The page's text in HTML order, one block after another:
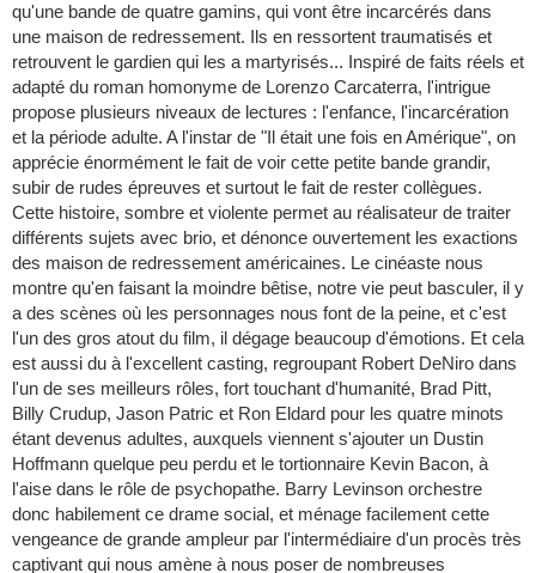
qu'une bande de quatre gamins, qui vont être incarcérés dans
une maison de redressement. Ils en ressortent traumatisés et
retrouvent le gardien qui les a martyrisés... Inspiré de faits réels et
adapté du roman homonyme de Lorenzo Carcaterra, l'intrigue
propose plusieurs niveaux de lectures : l'enfance, l'incarcération
et la période adulte. A l'instar de "Il était une fois en Amérique", on
apprécie énormément le fait de voir cette petite bande grandir,
subir de rudes épreuves et surtout le fait de rester collègues.
Cette histoire, sombre et violente permet au réalisateur de traiter
différents sujets avec brio, et dénonce ouvertement les exactions
des maison de redressement américaines. Le cinéaste nous
montre qu'en faisant la moindre bêtise, notre vie peut basculer, il y
a des scènes où les personnages nous font de la peine, et c'est
l'un des gros atout du film, il dégage beaucoup d'émotions. Et cela
est aussi du à l'excellent casting, regroupant Robert DeNiro dans
l'un de ses meilleurs rôles, fort touchant d'humanité, Brad Pitt,
Billy Crudup, Jason Patric et Ron Eldard pour les quatre minots
étant devenus adultes, auxquels viennent s'ajouter un Dustin
Hoffmann quelque peu perdu et le tortionnaire Kevin Bacon, à
l'aise dans le rôle de psychopathe. Barry Levinson orchestre
donc habilement ce drame social, et ménage facilement cette
vengeance de grande ampleur par l'intermédiaire d'un procès très
captivant qui nous amène à nous poser de nombreuses